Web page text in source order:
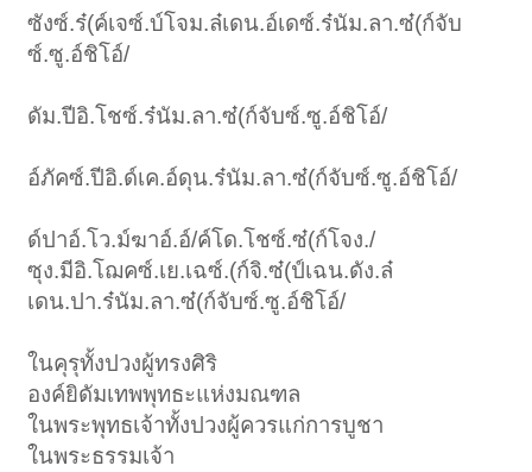
ซังซ์.ร๋(ค์เจซ์.บ์โจม.ล๋เดน.อ์เดซ์.ร๋นัม.ลา.ซ๋(ก์จับ
ซ์.ซู.อ์ชิโอ์/
ดัม.ปีอิ.โชซ์.ร๋นัม.ลา.ซ๋(ก์จับซ์.ซู.อ์ชิโอ์/
อ์ภัคซ์.ปีอิ.ด์เค.อ์ดุน.ร๋นัม.ลา.ซ๋(ก์จับซ์.ซู.อ์ชิโอ์/
ด์ปาอ์.โว.ม์ฆาอ์.อ์/ค์โด.โชซ์.ซ๋(ก์โจง./
ซุง.มีอิ.โฌคซ์.เย.เฉซ์.(ก์จิ.ซ๋(ป์เฉน.ดัง.ล๋
เดน.ปา.ร๋นัม.ลา.ซ๋(ก์จับซ์.ซู.อ์ชิโอ์/
ในคุรุทั้งปวงผู้ทรงศิริ
องค์ยิดัมเทพพุทธะแห่งมณฑล
ในพระพุทธเจ้าทั้งปวงผู้ควรแก่การบูชา
ในพระธรรมเจ้า